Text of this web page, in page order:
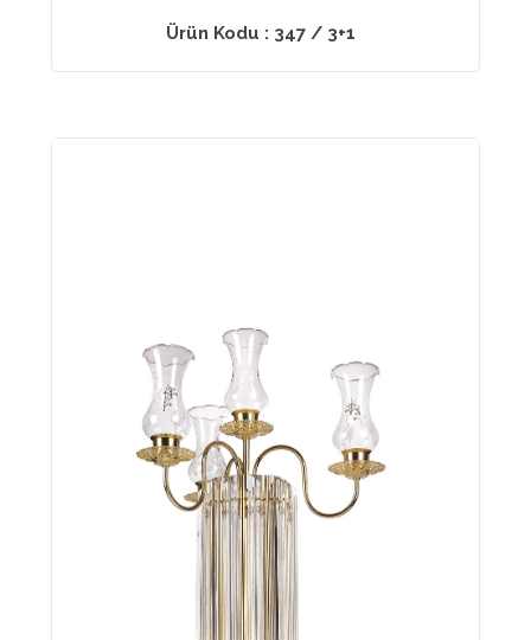
Ürün Kodu : 347 / 3+1